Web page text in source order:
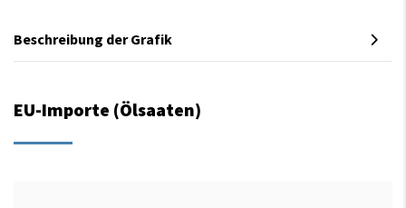
Beschreibung der Grafik
EU-Importe (Ölsaaten)